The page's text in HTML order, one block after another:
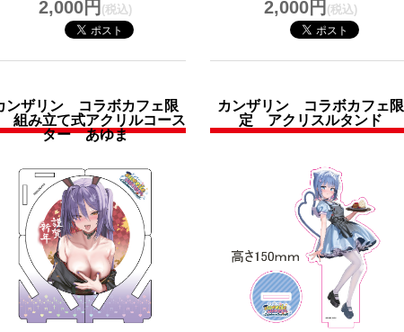
2,000円 (税込) 2,000円 (税込)
ンザリン コラボカフェ限
組み立て式アクリルコース
ター あゆま
カンザリン コラボカフェ限
定 アクリスルタンド